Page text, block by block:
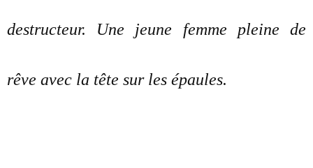
destructeur. Une jeune femme pleine de
rêve avec la tête sur les épaules.